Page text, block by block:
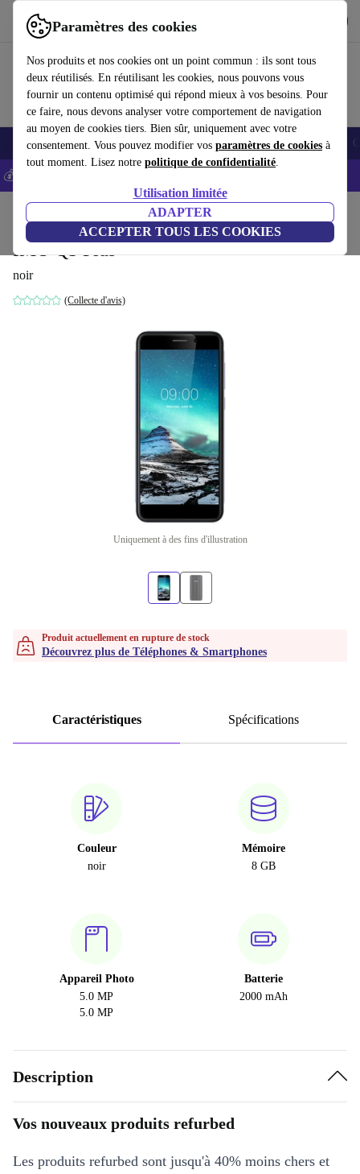
Paramètres des cookies
Nos produits et nos cookies ont un point commun : ils sont tous
deux réutilisés. En réutilisant les cookies, nous pouvons vous
fournir un contenu optimisé qui répond mieux à vos besoins. Pour
ce faire, nous devons analyser votre comportement de navigation
au moyen de cookies tiers. Bien sûr, uniquement avec votre
consentement. Vous pouvez modifier vos paramètres de cookies à
tout moment. Lisez notre politique de confidentialité.
Utilisation limitée
ADAPTER
ACCEPTER TOUS LES COOKIES
Utilisez refurbed rapidement et facilement
Smartphones Laptops Tablettes Montres connectées Accessoires
💰-5% EXTRA sur les iPhones – Code: IPHONEDEAL -
Téléphones & Smartphones
IMO Q3 Plus
noir
(Collecte d'avis)
Uniquement à des fins d'illustration
Produit actuellement en rupture de stock
Découvrez plus de Téléphones & Smartphones
Caractéristiques Spécifications
Couleur
noir
Mémoire
8 GB
Appareil Photo
5.0 MP
5.0 MP
Batterie
2000 mAh
Description
Vos nouveaux produits refurbed
Les produits refurbed sont jusqu'à 40% moins chers et